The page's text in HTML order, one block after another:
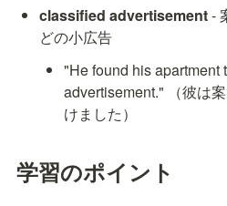
classified advertisement -
どの小広告
"He found his apartment
advertisement." （彼は
けました）
学習のポイント